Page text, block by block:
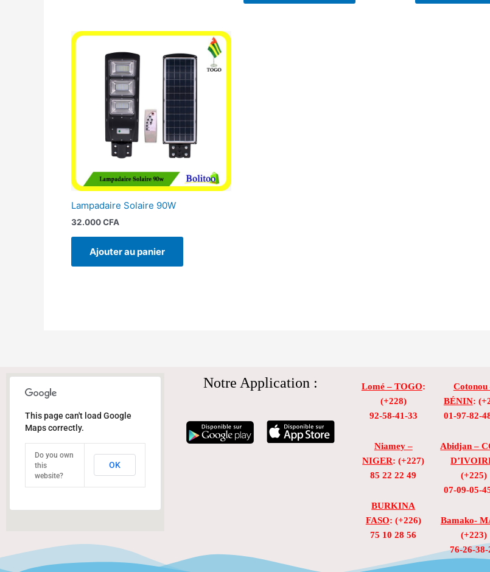
Lampadaire Solaire 90W
32.000CFA
Ajouter au panier
This page can't load Google
Maps correctly.
Do you own
this
website?
OK
Notre Application : Lomé – TOGO:
(+228)
92-58-41-33
Niamey –
NIGER: (+227)
85 22 22 49
BURKINA
FASO: (+226)
75 10 28 56
Cotonou
BÉNIN:
01-97-82-
Abidjan –
(+225)
07-09-05-
Bamako-
(+223)
76-26-38-